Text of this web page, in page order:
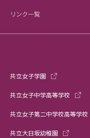
リンク一覧
共立女子学園
共立女子中学高等学校
共立女子第二中学校高等学校
共立大日坂幼稚園